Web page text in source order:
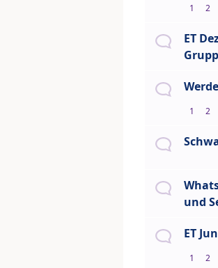
1 2
ET
1 2
und
ET
1 2